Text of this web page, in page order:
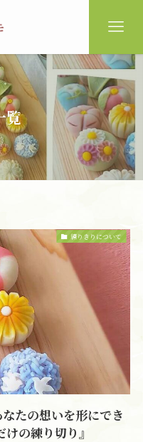
覧
練りきりについて
たの想いを形にでき
の練り切り』